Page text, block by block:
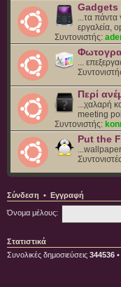
Gadgets
...τα
εργαλεία,
Συντονιστής:
...
Περί
...χαλαρή
meeting
Συντονιστής:
Put the
Σύνδεση • Εγγραφή
Όνομα μέλους:
Στατιστικά
Συνολικές δημοσιεύσεις 344536